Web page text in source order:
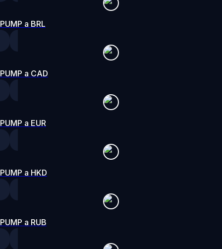
PUMP a BRL
PUMP a CAD
PUMP a EUR
PUMP a HKD
PUMP a RUB